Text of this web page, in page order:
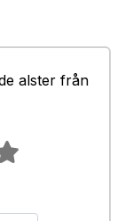
alster från